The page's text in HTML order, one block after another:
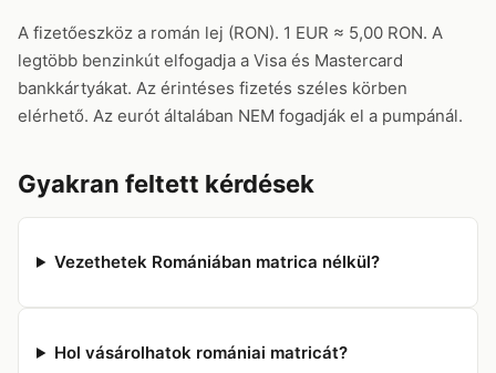
A fizetőeszköz a román lej (RON). 1 EUR ≈ 5,00 RON. A
legtöbb benzinkút elfogadja a Visa és Mastercard
bankkártyákat. Az érintéses fizetés széles körben
elérhető. Az eurót általában NEM fogadják el a pumpánál.
Gyakran feltett kérdések
Vezethetek Romániában matrica nélkül?
Hol vásárolhatok romániai matricát?